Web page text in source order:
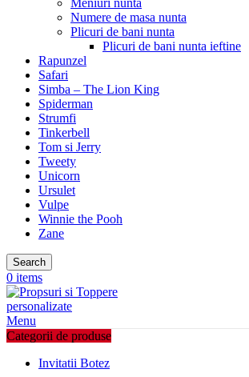
Meniuri nunta
Numere de masa nunta
Plicuri de bani nunta
Plicuri de bani nunta ieftine
Rapunzel
Safari
Simba – The Lion King
Spiderman
Strumfi
Tinkerbell
Tom si Jerry
Tweety
Unicorn
Ursulet
Vulpe
Winnie the Pooh
Zane
Search
0 items
Menu
Categorii de produse
Invitatii Botez